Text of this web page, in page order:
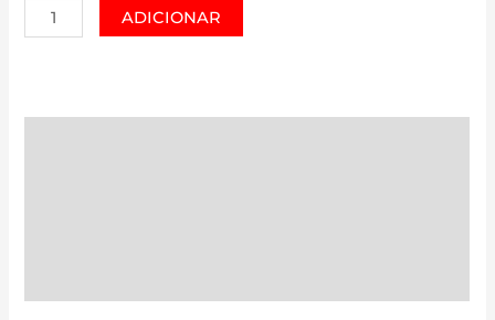
Quantidade
de
ADICIONAR